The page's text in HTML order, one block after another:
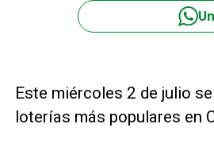
Este miércoles 2 de julio
loterías más populares en